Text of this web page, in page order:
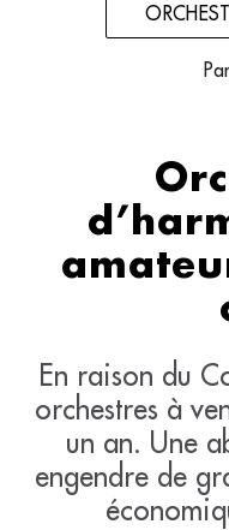
Par
En raison du
orchestres à
un an. Une
engendre de